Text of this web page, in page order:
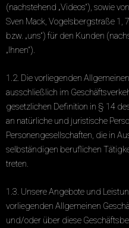
(nachstehend „Videos“), sowie
Sven Mack, Vogelsbergstraße 1,
bzw. „uns“) für den Kunden
„Ihnen“).
1.2. Die vorliegenden
ausschließlich im
gesetzlichen Definition in § 14
an natürliche und juristische
Personengesellschaften, die in
selbständigen beruflichen
treten.
1.3. Unsere Angebote und
vorliegenden Allgemeinen
und/oder über diese